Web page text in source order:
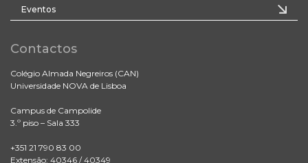
Eventos
Contactos
Colégio Almada Negreiros (CAN)
Universidade NOVA de Lisboa
Campus de Campolide
3.º piso – Sala 333
+351 21 790 83 00
Extensão: 40346 / 40349